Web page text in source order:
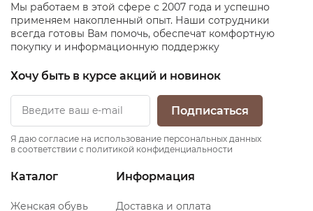
Мы работаем в этой сфере с 2007 года и успешно
применяем накопленный опыт. Наши сотрудники
всегда готовы Вам помочь, обеспечат комфортную
покупку и информационную поддержку
Хочу быть в курсе акций и новинок
Подписаться
Я даю согласие на использование персональных данных
в соответствии с политикой конфиденциальности
Каталог
Женская обувь
Информация
Доставка и оплата